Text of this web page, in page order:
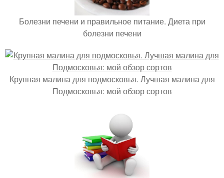
Болезни печени и правильное питание. Диета при
болезни печени
Крупная малина для подмосковья. Лучшая малина для
Подмосковья: мой обзор сортов